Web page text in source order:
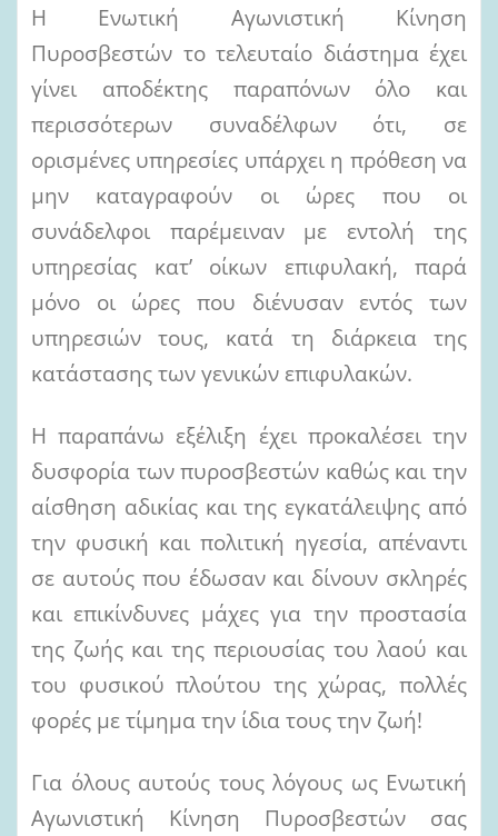
Η Ενωτική Αγωνιστική Κίνηση
Πυροσβεστών το τελευταίο διάστημα έχει
γίνει αποδέκτης παραπόνων όλο και
περισσότερων συναδέλφων ότι, σε
ορισμένες υπηρεσίες υπάρχει η πρόθεση να
μην καταγραφούν οι ώρες που οι
συνάδελφοι παρέμειναν με εντολή της
υπηρεσίας κατ’ οίκων επιφυλακή, παρά
μόνο οι ώρες που διένυσαν εντός των
υπηρεσιών τους, κατά τη διάρκεια της
κατάστασης των γενικών επιφυλακών.
Η παραπάνω εξέλιξη έχει προκαλέσει την
δυσφορία των πυροσβεστών καθώς και την
αίσθηση αδικίας και της εγκατάλειψης από
την φυσική και πολιτική ηγεσία, απέναντι
σε αυτούς που έδωσαν και δίνουν σκληρές
και επικίνδυνες μάχες για την προστασία
της ζωής και της περιουσίας του λαού και
του φυσικού πλούτου της χώρας, πολλές
φορές με τίμημα την ίδια τους την ζωή!
Για όλους αυτούς τους λόγους ως Ενωτική
Αγωνιστική Κίνηση Πυροσβεστών σας